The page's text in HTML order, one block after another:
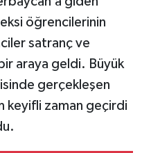
öğrencilerinin
satranç ve
araya geldi. Büyük
gerçekleşen
keyifli zaman geçirdi